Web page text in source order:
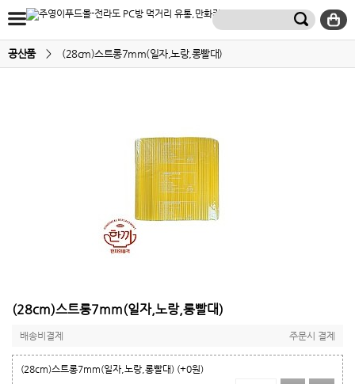
공산품 > (28cm)스트롱7mm(일자,노랑,롱빨대)
(28cm)스트롱7mm(일자,노랑,롱빨대)
배송비결제 주문시 결제
(28cm)스트롱7mm(일자,노랑,롱빨대) (+0원)